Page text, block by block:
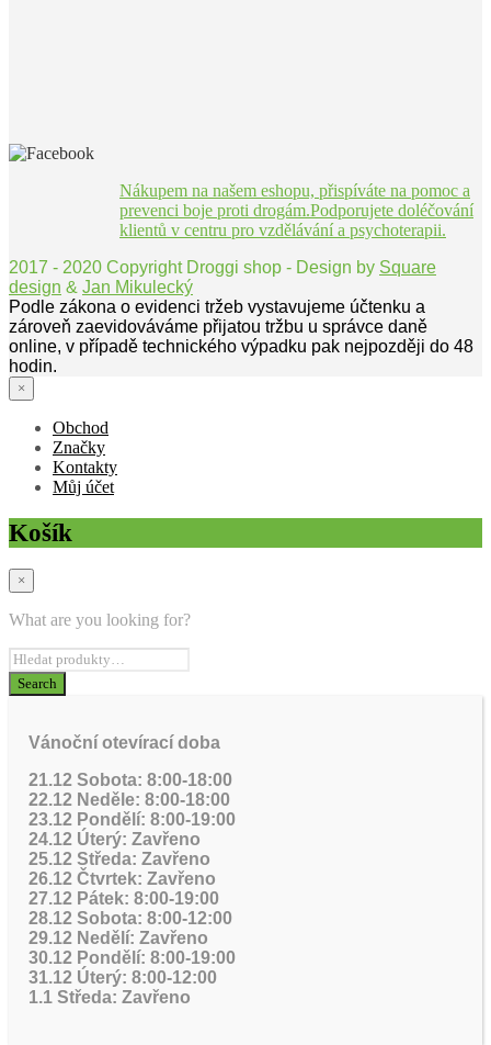
Nákupem na našem eshopu, přispíváte na pomoc a
prevenci boje proti drogám.Podporujete doléčování
klientů v centru pro vzdělávání a psychoterapii.
2017 - 2020 Copyright Droggi shop - Design by Square
design & Jan Mikulecký
Podle zákona o evidenci tržeb vystavujeme účtenku a
zároveň zaevidováváme přijatou tržbu u správce daně
online, v případě technického výpadku pak nejpozději do 48
hodin.
×
Obchod
Značky
Kontakty
Můj účet
Košík
×
What are you looking for?
Vánoční otevírací doba
21.12 Sobota: 8:00-18:00
22.12 Neděle: 8:00-18:00
23.12 Pondělí: 8:00-19:00
24.12 Úterý: Zavřeno
25.12 Středa: Zavřeno
26.12 Čtvrtek: Zavřeno
27.12 Pátek: 8:00-19:00
28.12 Sobota: 8:00-12:00
29.12 Nedělí: Zavřeno
30.12 Pondělí: 8:00-19:00
31.12 Úterý: 8:00-12:00
1.1 Středa: Zavřeno